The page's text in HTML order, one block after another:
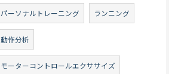
パーソナルトレーニング ランニング
動作分析
モーターコントロールエクササイズ